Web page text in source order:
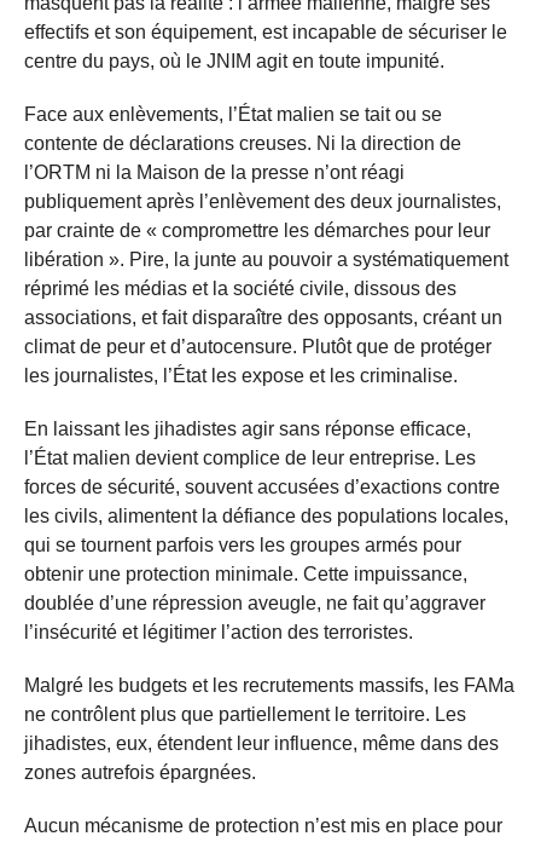
effectifs et son équipement, est incapable de sécuriser le
centre du pays, où le JNIM agit en toute impunité.
Face aux enlèvements, l’État malien se tait ou se
contente de déclarations creuses. Ni la direction de
l’ORTM ni la Maison de la presse n’ont réagi
publiquement après l’enlèvement des deux journalistes,
par crainte de « compromettre les démarches pour leur
libération ». Pire, la junte au pouvoir a systématiquement
réprimé les médias et la société civile, dissous des
associations, et fait disparaître des opposants, créant un
climat de peur et d’autocensure. Plutôt que de protéger
les journalistes, l’État les expose et les criminalise.
En laissant les jihadistes agir sans réponse efficace,
l’État malien devient complice de leur entreprise. Les
forces de sécurité, souvent accusées d’exactions contre
les civils, alimentent la défiance des populations locales,
qui se tournent parfois vers les groupes armés pour
obtenir une protection minimale. Cette impuissance,
doublée d’une répression aveugle, ne fait qu’aggraver
l’insécurité et légitimer l’action des terroristes.
Malgré les budgets et les recrutements massifs, les FAMa
ne contrôlent plus que partiellement le territoire. Les
jihadistes, eux, étendent leur influence, même dans des
zones autrefois épargnées.
Aucun mécanisme de protection n’est mis en place pour